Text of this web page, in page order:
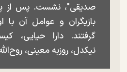
صدیقی"، نشست. پس از
بازیگران و عوامل آن با
گرفتند. دارا حیایی،
نیکدل، روزبه معینی،